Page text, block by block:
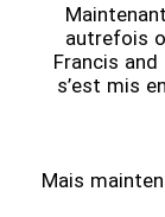
autrefois
Francis
s’est mis
Mais